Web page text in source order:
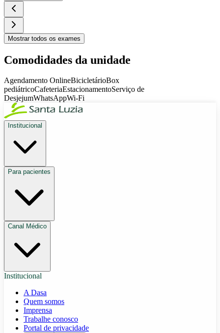
Mostrar todos os exames
Comodidades da unidade
Agendamento OnlineBicicletárioBox
pediátricoCafeteriaEstacionamentoServiço de
DesjejumWhatsAppWi-Fi
Institucional
Para pacientes
Canal Médico
Institucional
A Dasa
Quem somos
Imprensa
Trabalhe conosco
Portal de privacidade